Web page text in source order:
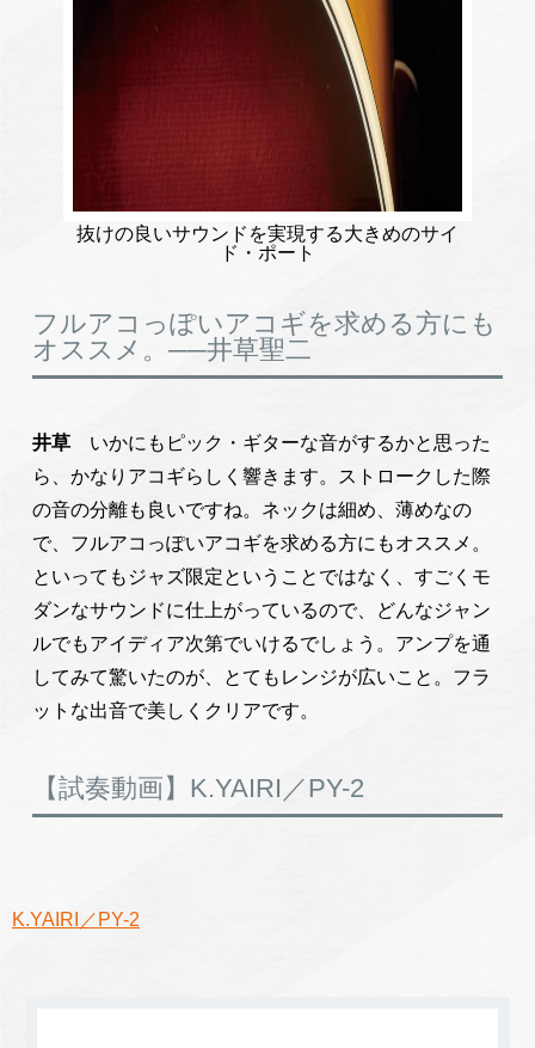
抜けの良いサウンドを実現する大きめのサイ
ド・ポート
フルアコっぽいアコギを求める方にも
オススメ。──井草聖二
井草 いかにもピック・ギターな音がするかと思った
ら、かなりアコギらしく響きます。ストロークした際
の音の分離も良いですね。ネックは細め、薄めなの
で、フルアコっぽいアコギを求める方にもオススメ。
といってもジャズ限定ということではなく、すごくモ
ダンなサウンドに仕上がっているので、どんなジャン
ルでもアイディア次第でいけるでしょう。アンプを通
してみて驚いたのが、とてもレンジが広いこと。フラ
ットな出音で美しくクリアです。
【試奏動画】K.YAIRI／PY-2
K.YAIRI／PY-2